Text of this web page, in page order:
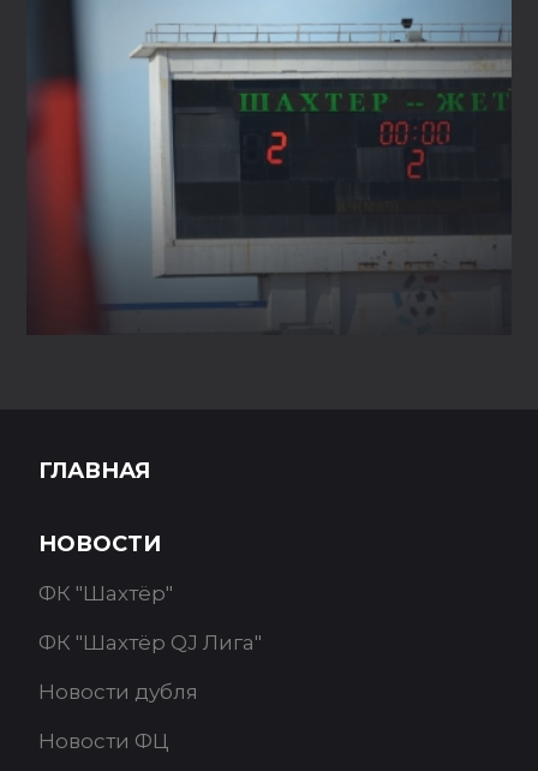
ГЛАВНАЯ
НОВОСТИ
ФК "Шахтёр"
ФК "Шахтёр QJ Лига"
Новости дубля
Новости ФЦ